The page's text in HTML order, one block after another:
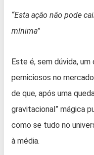
“Esta ação não pode
mínima”
Este é, sem dúvida,
perniciosos no
de que, após uma
gravitacional” mágica
como se tudo no
à média.